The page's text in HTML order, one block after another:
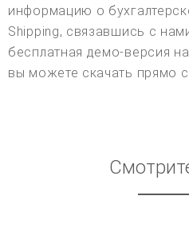
информацию о
Shipping, связавшись с
бесплатная демо-версия
вы можете скачать прямо